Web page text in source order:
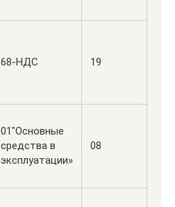
68-НДС 19
01″Основные
средства в
эксплуатации»
08